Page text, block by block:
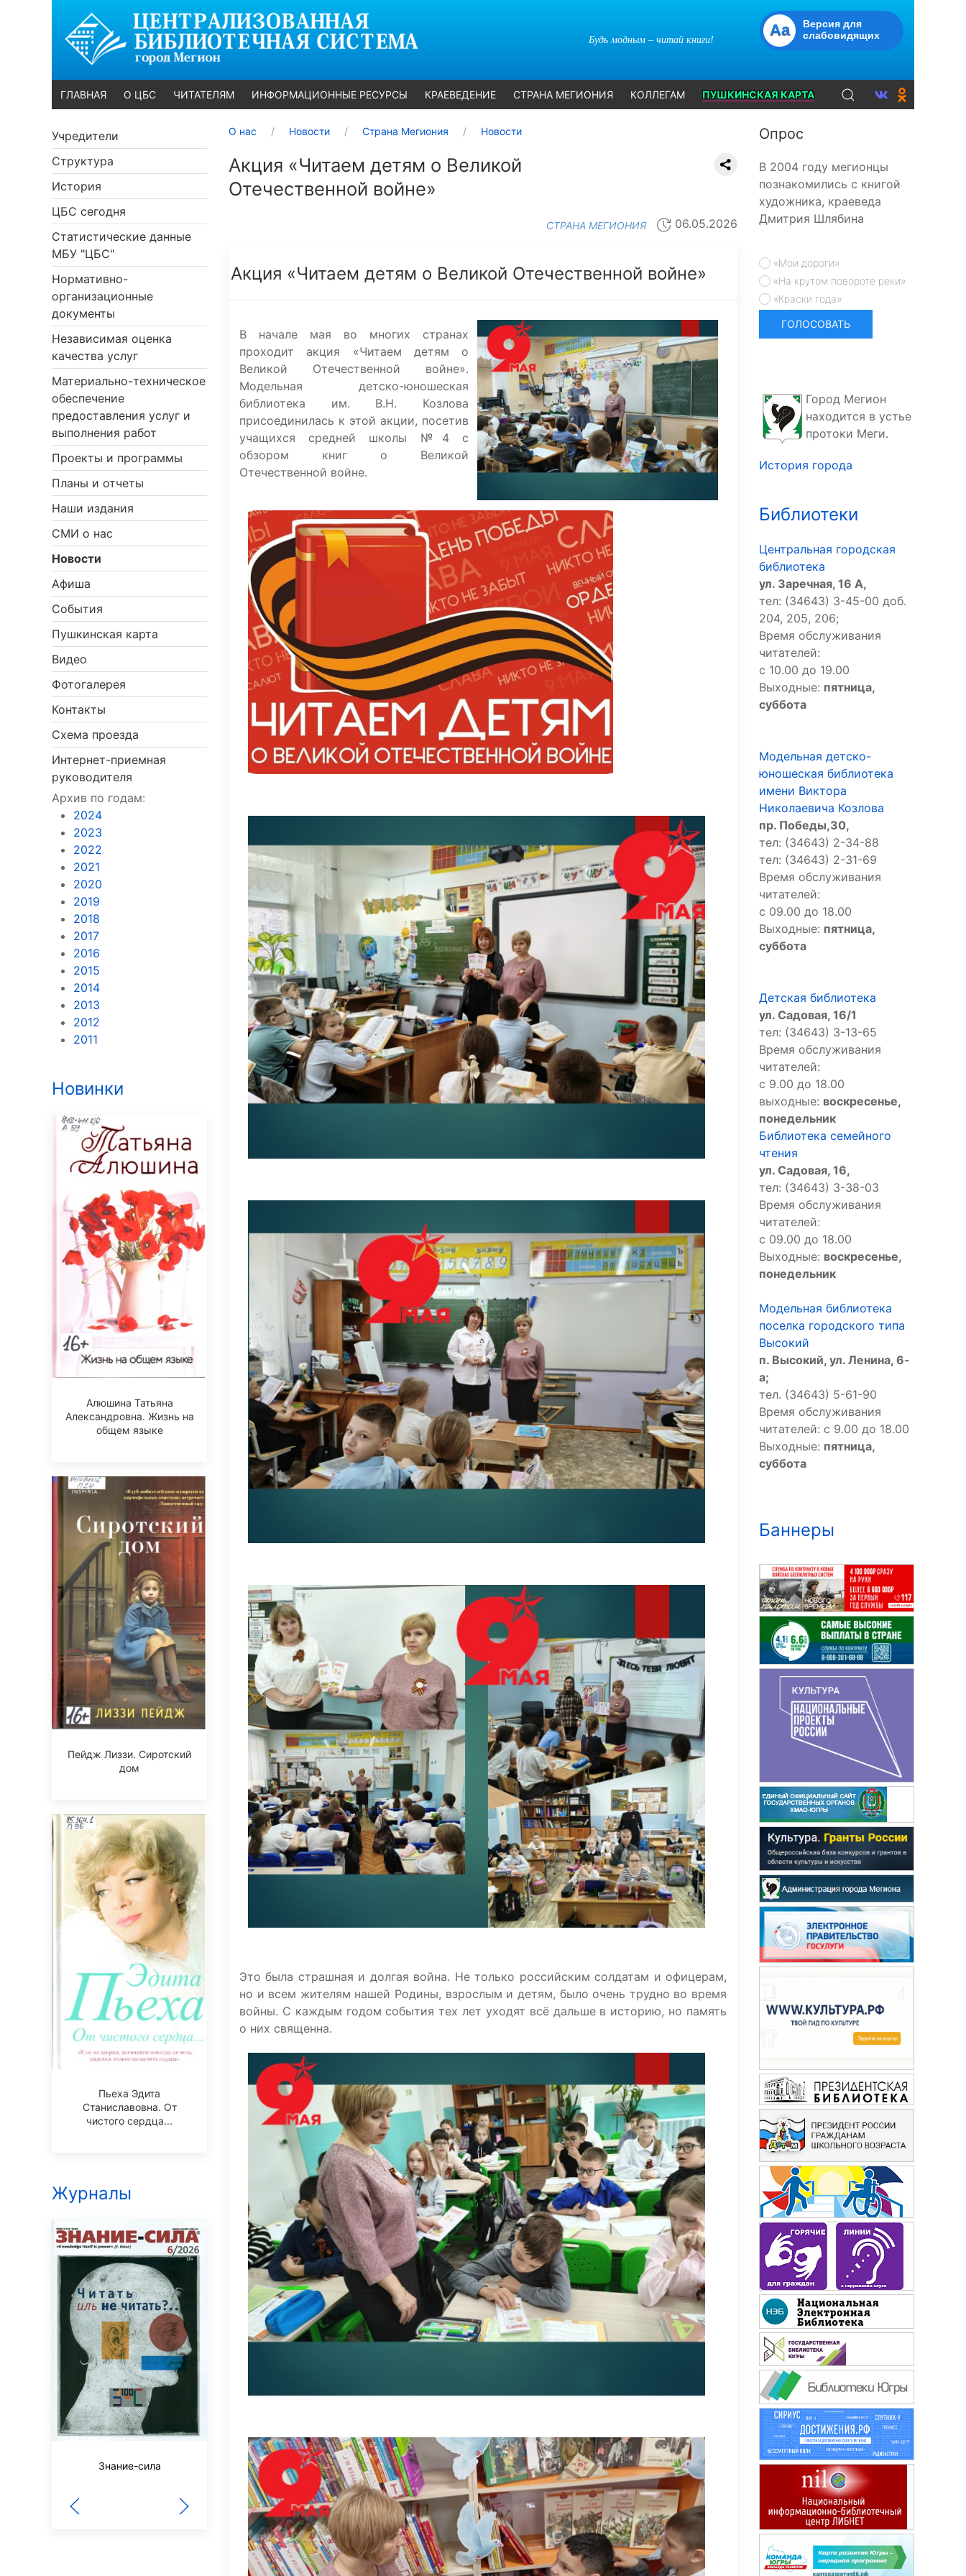
Будь модным – читай книги!
Aa
Версия для
слабовидящих
ГЛАВНАЯ О ЦБС ЧИТАТЕЛЯМ ИНФОРМАЦИОННЫЕ РЕСУРСЫ КРАЕВЕДЕНИЕ СТРАНА МЕГИОНИЯ КОЛЛЕГАМ ПУШКИНСКАЯ КАРТА
Учредители
Структура
История
ЦБС сегодня
Статистические данные
МБУ "ЦБС"
Нормативно-
организационные
документы
Независимая оценка
качества услуг
Материально-техническое
обеспечение
предоставления услуг и
выполнения работ
Проекты и программы
Планы и отчеты
Наши издания
СМИ о нас
Новости
Афиша
События
Пушкинская карта
Видео
Фотогалерея
Контакты
Схема проезда
Интернет-приемная
руководителя
Архив по годам:
2024
2023
2022
2021
2020
2019
2018
2017
2016
2015
2014
2013
2012
2011
Новинки
Алюшина Татьяна
Александровна. Жизнь на
общем языке
Пейдж Лиззи. Сиротский
дом
Пьеха Эдита
Станиславовна. От
чистого сердца...
Журналы
Знание-сила
Наш Филиппок
Будь здоров!
Здоровье
Мурзилка
О нас Новости Страна Мегиония Новости
Акция «Читаем детям о Великой
Отечественной войне»
СТРАНА МЕГИОНИЯ 06.05.2026
Акция «Читаем детям о Великой Отечественной войне»
В начале мая во многих странах
проходит акция «Читаем детям о
Великой Отечественной войне».
Модельная детско-юношеская
библиотека им. В.Н. Козлова
присоединилась к этой акции, посетив
учащихся средней школы №4 с
обзором книг о Великой
Отечественной войне.
Это была страшная и долгая война. Не только российским солдатам и офицерам,
но и всем жителям нашей Родины, взрослым и детям, было очень трудно во время
войны. С каждым годом события тех лет уходят всё дальше в историю, но память
о них священна.
Опрос
В 2004 году мегионцы
познакомились с книгой
художника, краеведа
Дмитрия Шлябина
«Мои дороги»
«На крутом повороте реки»
«Краски года»
Город Мегион
находится в устье
протоки Меги.
История города
Библиотеки
Центральная городская
библиотека
ул. Заречная, 16 А,
тел: (34643) 3-45-00 доб.
204, 205, 206;
Время обслуживания
читателей:
с 10.00 до 19.00
Выходные: пятница,
суббота
Модельная детско-
юношеская библиотека
имени Виктора
Николаевича Козлова
пр. Победы,30,
тел: (34643) 2-34-88
тел: (34643) 2-31-69
Время обслуживания
читателей:
с 09.00 до 18.00
Выходные: пятница,
суббота
Детская библиотека
ул. Садовая, 16/1
тел: (34643) 3-13-65
Время обслуживания
читателей:
с 9.00 до 18.00
выходные: воскресенье,
понедельник
Библиотека семейного
чтения
ул. Садовая, 16,
тел: (34643) 3-38-03
Время обслуживания
читателей:
с 09.00 до 18.00
Выходные: воскресенье,
понедельник
Модельная библиотека
поселка городского типа
Высокий
п. Высокий, ул. Ленина, 6-
а;
тел. (34643) 5-61-90
Время обслуживания
читателей: с 9.00 до 18.00
Выходные: пятница,
суббота
Баннеры